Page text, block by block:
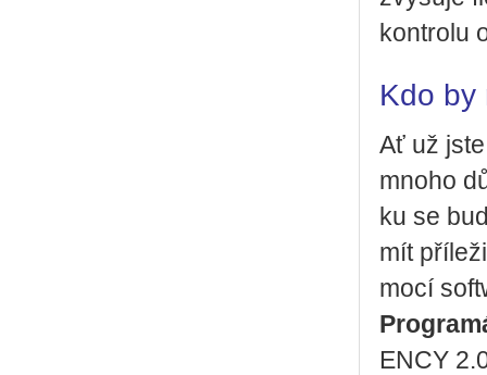
kon­t­ro­lu
Kdo by
Ať už
mnoho
ku se
mít
mo­cí
ENCY